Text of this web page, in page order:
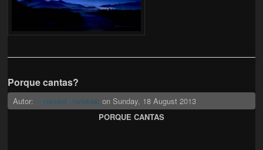
Porque cantas?
Autor: Ezequiel Francisco on Sunday, 18 August 2013
PORQUE CANTAS